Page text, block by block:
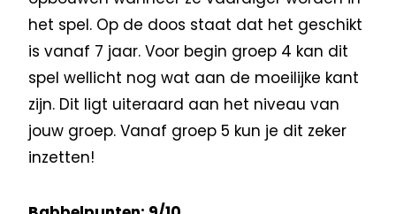
het spel. Op de doos staat dat het geschikt
is vanaf 7 jaar. Voor begin groep 4 kan dit
spel wellicht nog wat aan de moeilijke kant
zijn. Dit ligt uiteraard aan het niveau van
jouw groep. Vanaf groep 5 kun je dit zeker
inzetten!